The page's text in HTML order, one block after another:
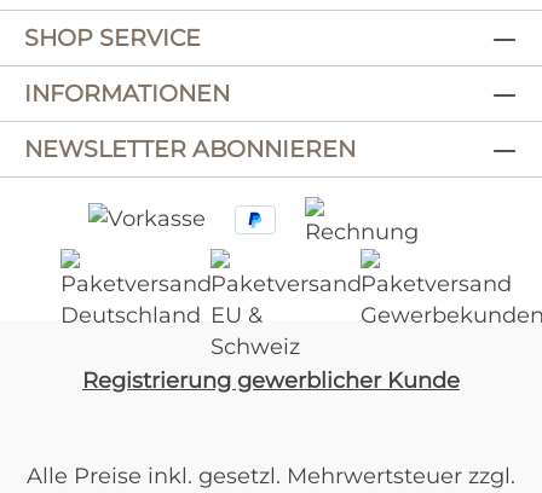
SHOP SERVICE
INFORMATIONEN
NEWSLETTER ABONNIEREN
Registrierung gewerblicher Kunde
Alle Preise inkl. gesetzl. Mehrwertsteuer zzgl.